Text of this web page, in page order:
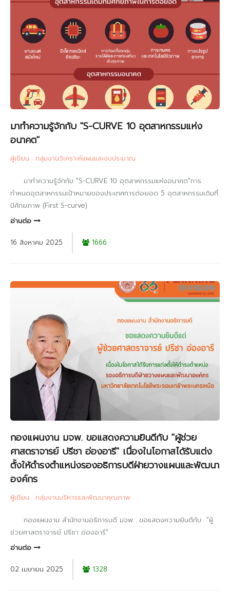
มาทำความรู้จักกับ "S-CURVE 10 อุตสาหกรรมแห่ง
อนาคต"
ผู้เขียน : กลุ่มงานวิเคราะห์แผนและงบประมาณ
มาทำความรู้จักกับ "S-CURVE 10 อุตสาหกรรมแห่งอนาคต"การ
กำหนดอุตสาหกรรมเป้าหมายของประเทศการต่อยอด 5 อุตสาหกรรมเดิมที่
มีศักยภาพ (First S-curve)
อ่านต่อ
16 สิงหาคม 2025 1666
กองแผนงาน มจพ. ขอแสดงความยินดีกับ "ผู้ช่วย
ศาสตราจารย์ ปรีชา อ่องอารี" เนื่องในโอกาสได้รับแต่ง
ตั้งให้ดำรงตำแหน่งรองอธิการบดีฝ่ายวางแผนและพัฒนา
องค์กร
ผู้เขียน : กลุ่มงานบริหารและพัฒนาคุณภาพ
กองแผนงาน สำนักงานอธิการบดี มจพ. ขอแสดงความยินดีกับ "ผู้
ช่วยศาสตราจารย์ ปรีชา อ่องอารี"
อ่านต่อ
02 เมษายน 2025 1328